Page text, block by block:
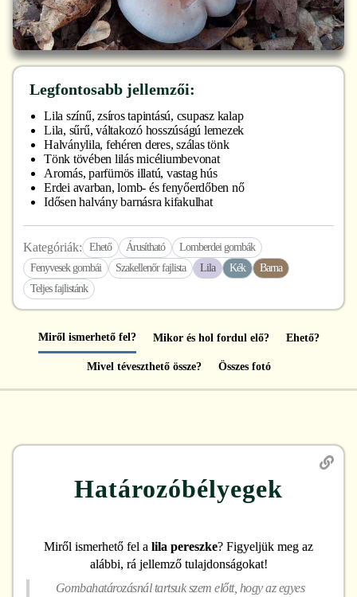
Legfontosabb jellemzői:
Lila színű, zsíros tapintású, csupasz kalap
Lila, sűrű, váltakozó hosszúságú lemezek
Halványlila, fehéren deres, szálas tönk
Tönk tövében lilás micéliumbevonat
Aromás, parfümös illatú, vastag hús
Erdei avarban, lomb- és fenyőerdőben nő
Idősen halvány barnásra kifakulhat
Kategóriák: Ehető Árusítható
Lomberdei gombák
Fenyvesek gombái
Szakellenőr fajlista Lila Kék
Barna
Teljes fajlistánk
Miről ismerhető fel? Mikor és hol fordul elő? Ehető?
Mivel téveszthető össze? Összes fotó
Határozóbélyegek
Miről ismerhető fel a lila pereszke? Figyeljük meg az
alábbi, rá jellemző tulajdonságokat!
Gombahatározásnál tartsuk szem előtt, hogy az egyes